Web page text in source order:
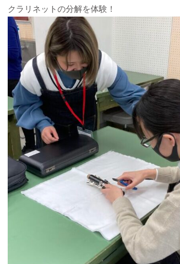
クラリネットの分解を体験！